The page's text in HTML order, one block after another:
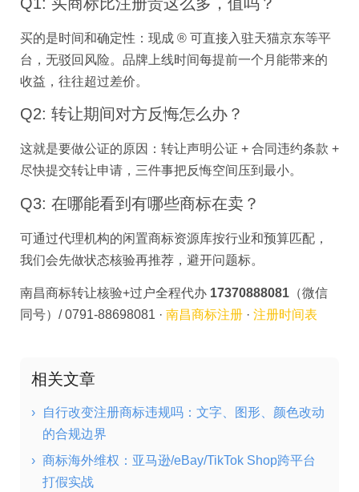
买的是时间和确定性：现成 ® 可直接入驻天猫京东等平
台，无驳回风险。品牌上线时间每提前一个月能带来的
收益，往往超过差价。
Q2: 转让期间对方反悔怎么办？
这就是要做公证的原因：转让声明公证 + 合同违约条款 +
尽快提交转让申请，三件事把反悔空间压到最小。
Q3: 在哪能看到有哪些商标在卖？
可通过代理机构的闲置商标资源库按行业和预算匹配，
我们会先做状态核验再推荐，避开问题标。
南昌商标转让核验+过户全程代办 17370888081 （微信
同号）/ 0791-88698081 · 南昌商标注册 · 注册时间表
相关文章
›
自行改变注册商标违规吗：文字、图形、颜色改动
的合规边界
› 商标海外维权：亚马逊/eBay/TikTok Shop跨平台
打假实战